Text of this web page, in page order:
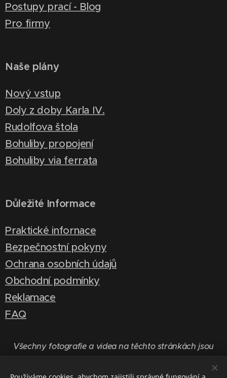
Postupy prací - Blog
Pro firmy
Naše plány
Nový vstup
Doly z doby Karla IV.
Rudolfova štola
Bohuliby propojení
Bohuliby via ferrata
Důležité Informace
Praktické infornace
Bezpečnostní pokyny
Ochrana osobních údajů
Obchodní podmínky
Reklamace
FAQ
Všechny fotografie a videa na těchto stránkách jsou